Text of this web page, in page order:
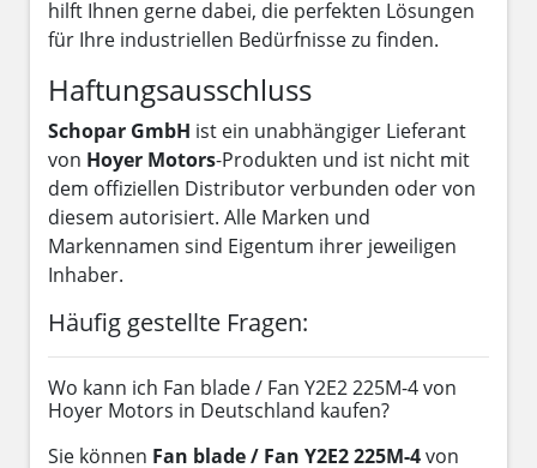
hilft Ihnen gerne dabei, die perfekten Lösungen
für Ihre industriellen Bedürfnisse zu finden.
Haftungsausschluss
Schopar GmbH ist ein unabhängiger Lieferant
von Hoyer Motors-Produkten und ist nicht mit
dem offiziellen Distributor verbunden oder von
diesem autorisiert. Alle Marken und
Markennamen sind Eigentum ihrer jeweiligen
Inhaber.
Häufig gestellte Fragen:
Wo kann ich Fan blade / Fan Y2E2 225M-4 von
Hoyer Motors in Deutschland kaufen?
Sie können Fan blade / Fan Y2E2 225M-4von